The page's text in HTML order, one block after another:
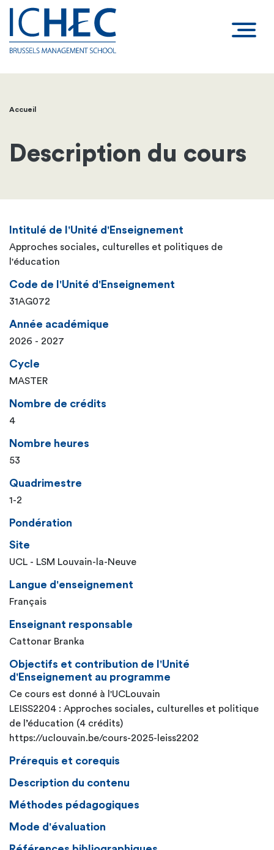
Fil
d'Ariane
Accueil
Description du cours
Intitulé de l'Unité d'Enseignement
Approches sociales, culturelles et politiques de
l'éducation
Code de l'Unité d'Enseignement
31AG072
Année académique
2026 - 2027
Cycle
MASTER
Nombre de crédits
4
Nombre heures
53
Quadrimestre
1-2
Pondération
Site
UCL - LSM Louvain-la-Neuve
Langue d'enseignement
Français
Enseignant responsable
Cattonar Branka
Objectifs et contribution de l'Unité
d'Enseignement au programme
Ce cours est donné à l'UCLouvain
LEISS2204 : Approches sociales, culturelles et politique
de l’éducation (4 crédits)
https://uclouvain.be/cours-2025-leiss2202
Prérequis et corequis
Description du contenu
Méthodes pédagogiques
Mode d'évaluation